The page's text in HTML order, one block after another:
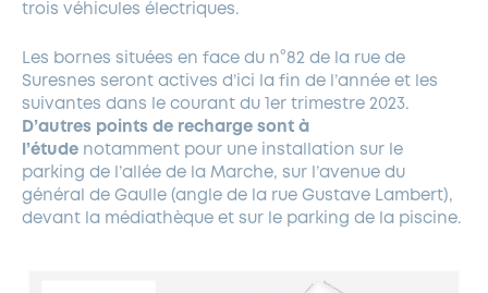
trois véhicules électriques.
Les bornes situées en face du n°82 de la rue de
Suresnes seront actives d’ici la fin de l’année et les
suivantes dans le courant du 1er trimestre 2023.
D’autres points de recharge sont à
l’étude notamment pour une installation sur le
parking de l’allée de la Marche, sur l’avenue du
général de Gaulle (angle de la rue Gustave Lambert),
devant la médiathèque et sur le parking de la piscine.